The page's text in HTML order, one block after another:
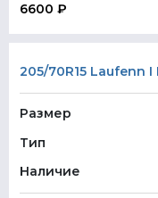
6600 ₽
205/70R15 Laufenn I
Размер
Тип
Наличие